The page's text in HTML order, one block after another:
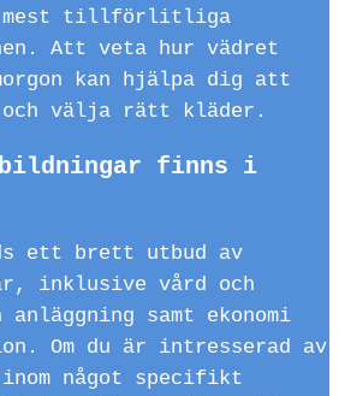
mest tillförlitliga
Att veta hur vädret
kan hjälpa dig att
och välja rätt kläder.
finns i
ett brett utbud av
inklusive vård och
anläggning samt ekonomi
Om du är intresserad av
något specifikt